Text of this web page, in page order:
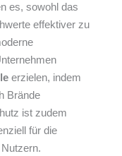
es, sowohl das
effektiver zu
erzielen, indem
Brände
ist zudem
für die